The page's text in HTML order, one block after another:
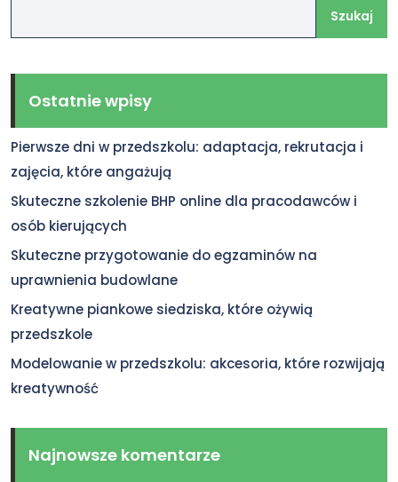
Szukaj
Ostatnie wpisy
Pierwsze dni w przedszkolu: adaptacja, rekrutacja i
zajęcia, które angażują
Skuteczne szkolenie BHP online dla pracodawców i
osób kierujących
Skuteczne przygotowanie do egzaminów na
uprawnienia budowlane
Kreatywne piankowe siedziska, które ożywią
przedszkole
Modelowanie w przedszkolu: akcesoria, które rozwijają
kreatywność
Najnowsze komentarze